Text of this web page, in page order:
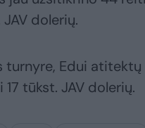
dolerių.
turnyre, Edui
tūkst. JAV dolerių.